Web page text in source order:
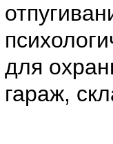
для
гараж,